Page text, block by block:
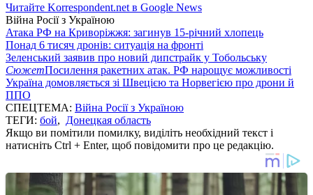
Читайте Korrespondent.net в Google News
Війна Росії з Україною
Атака РФ на Криворіжжя: загинув 15-річний хлопець
Понад 6 тисяч дронів: ситуація на фронті
Зеленський заявив про новий дипстрайк у Тобольську
СюжетПосилення ракетних атак. РФ нарощує можливості
Україна домовляється зі Швецією та Норвегією про дрони й
ППО
СПЕЦТЕМА: Війна Росії з Україною
ТЕГИ: бой, Донецкая область
Якщо ви помітили помилку, виділіть необхідний текст і
натисніть Ctrl + Enter, щоб повідомити про це редакцію.